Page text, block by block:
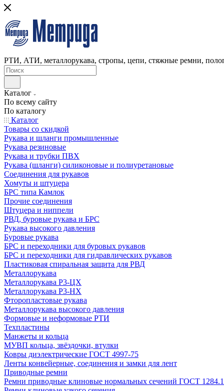
РТИ, АТИ, металлорукава, стропы, цепи, стяжные ремни,
Каталог
По всему сайту
По каталогу
Каталог
Товары со скидкой
Рукава и шланги промышленные
Рукава резиновые
Рукава и трубки ПВХ
Рукава (шланги) силиконовые и полиуретановые
Соединения для рукавов
Хомуты и штуцера
БРС типа Камлок
Прочие соединения
Штуцера и ниппели
РВД, буровые рукава и БРС
Рукава высокого давления
Буровые рукава
БРС и переходники для буровых рукавов
БРС и переходники для гидравлических рукавов
Пластиковая спиральная защита для РВД
Металлорукава
Металлорукава Р3-ЦХ
Металлорукава Р3-НХ
Фторопластовые рукава
Металлорукава высокого давления
Формовые и неформовые РТИ
Техпластины
Манжеты и кольца
МУВП кольца, звёздочки, втулки
Ковры диэлектрические ГОСТ 4997-75
Ленты конвейерные, соединения и замки для лент
Приводные ремни
Ремни приводные клиновые нормальных сечений ГОСТ